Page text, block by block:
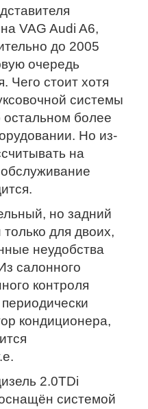
VAG Audi A6,
до 2005
очередь
Чего стоит хотя
системы
остальном более
Но из-
на
но задний
для двоих,
неудобства
салонного
контроля
кондиционера,
2.0TDi
системой